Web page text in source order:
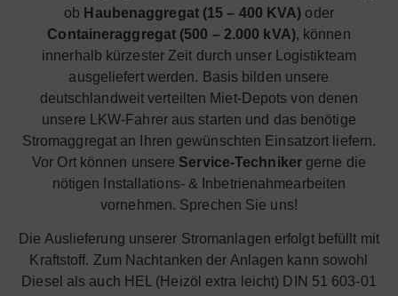
ob Haubenaggregat (15 – 400 KVA) oder
Containeraggregat (500 – 2.000 kVA), können
innerhalb kürzester Zeit durch unser Logistikteam
ausgeliefert werden. Basis bilden unsere
deutschlandweit verteilten Miet-Depots von denen
unsere LKW-Fahrer aus starten und das benötige
Stromaggregat an Ihren gewünschten Einsatzort liefern.
Vor Ort können unsere Service-Technikergerne die
nötigen Installations- & Inbetrienahmearbeiten
vornehmen. Sprechen Sie uns!
Die Auslieferung unserer Stromanlagen erfolgt befüllt mit
Kraftstoff. Zum Nachtanken der Anlagen kann sowohl
Diesel als auch HEL (Heizöl extra leicht) DIN 51 603-01